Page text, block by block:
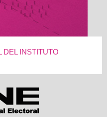
DEL INSTITUTO